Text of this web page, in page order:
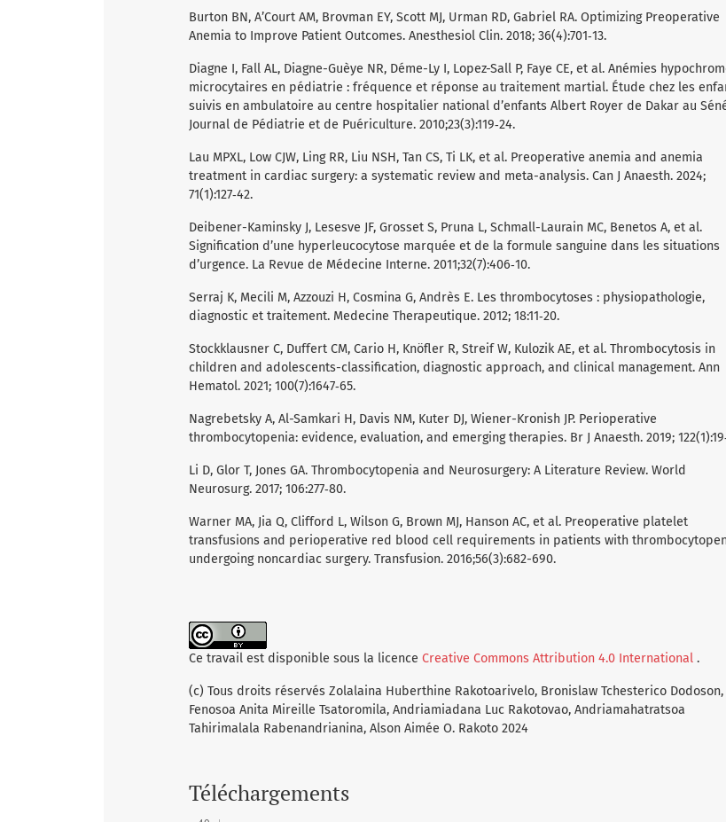
Burton BN, A’Court AM, Brovman EY, Scott MJ, Urman RD, Gabriel RA. Optimizing Preoperative
Anemia to Improve Patient Outcomes. Anesthesiol Clin. 2018; 36(4):701‑13.
Diagne I, Fall AL, Diagne-Guèye NR, Déme-Ly I, Lopez-Sall P, Faye CE, et al. Anémies
microcytaires en pédiatrie : fréquence et réponse au traitement martial. Étude chez les
suivis en ambulatoire au centre hospitalier national d’enfants Albert Royer de Dakar au
Journal de Pédiatrie et de Puériculture. 2010;23(3):119‑24.
Lau MPXL, Low CJW, Ling RR, Liu NSH, Tan CS, Ti LK, et al. Preoperative anemia and anemia
treatment in cardiac surgery: a systematic review and meta-analysis. Can J Anaesth. 2024;
71(1):127‑42.
Deibener-Kaminsky J, Lesesve JF, Grosset S, Pruna L, Schmall-Laurain MC, Benetos A, et al.
Signification d’une hyperleucocytose marquée et de la formule sanguine dans les situations
d’urgence. La Revue de Médecine Interne. 2011;32(7):406‑10.
Serraj K, Mecili M, Azzouzi H, Cosmina G, Andrès E. Les thrombocytoses : physiopathologie,
diagnostic et traitement. Medecine Therapeutique. 2012; 18:11‑20.
Stockklausner C, Duffert CM, Cario H, Knöfler R, Streif W, Kulozik AE, et al. Thrombocytosis in
children and adolescents-classification, diagnostic approach, and clinical management. Ann
Hematol. 2021; 100(7):1647‑65.
Nagrebetsky A, Al-Samkari H, Davis NM, Kuter DJ, Wiener-Kronish JP. Perioperative
thrombocytopenia: evidence, evaluation, and emerging therapies. Br J Anaesth. 2019;
Li D, Glor T, Jones GA. Thrombocytopenia and Neurosurgery: A Literature Review. World
Neurosurg. 2017; 106:277‑80.
Warner MA, Jia Q, Clifford L, Wilson G, Brown MJ, Hanson AC, et al. Preoperative platelet
transfusions and perioperative red blood cell requirements in patients with
undergoing noncardiac surgery. Transfusion. 2016;56(3):682-690.
Ce travail est disponible sous la licence Creative Commons Attribution 4.0 International .
(c) Tous droits réservés Zolalaina Huberthine Rakotoarivelo, Bronislaw Tchesterico Dodoson,
Fenosoa Anita Mireille Tsatoromila, Andriamiadana Luc Rakotovao, Andriamahatratsoa
Tahirimalala Rabenandrianina, Alson Aimée O. Rakoto 2024
Téléchargements